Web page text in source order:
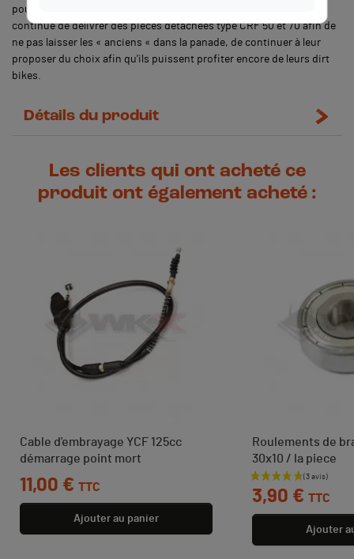
pour la MXF Bastos Bike par exemple). Toutefois, WKX Racing
continue de délivrer des pièces détachées type CRF 50 et 70 afin de
ne pas laisser les « anciens « dans la panade, de continuer à leur
proposer du choix afin qu’ils puissent profiter encore de leurs dirt
bikes.
Détails du produit
Les clients qui ont acheté ce
produit ont également acheté :
Cable d'embrayage YCF 125cc
démarrage point mort
Prix
11,00 € TTC
Ajouter au panier
Roulements de
30x10 / la piece
Prix
3,90 € TTC
Ajouter